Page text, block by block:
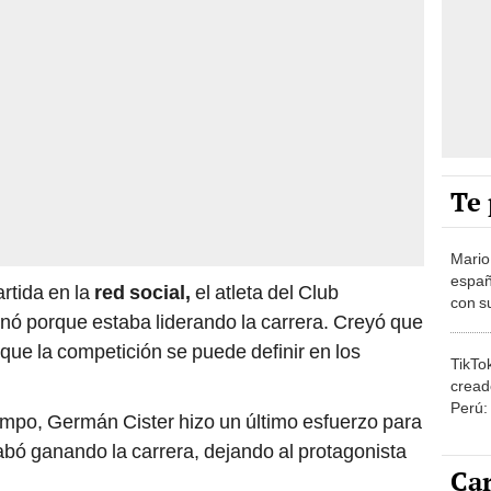
en la red social, el atleta del Club
porque estaba liderando la carrera. Creyó que
la competición se puede definir en los
Germán Cister hizo un último esfuerzo para
ganando la carrera, dejando al protagonista
Te
con